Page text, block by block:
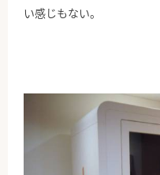
い感じもない。